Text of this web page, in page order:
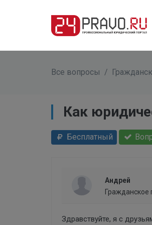
Все вопросы /
Как
Бесплатный
Андрей
Гражданское
Здравствуйте, я с